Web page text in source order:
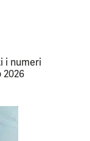
i numeri
2026